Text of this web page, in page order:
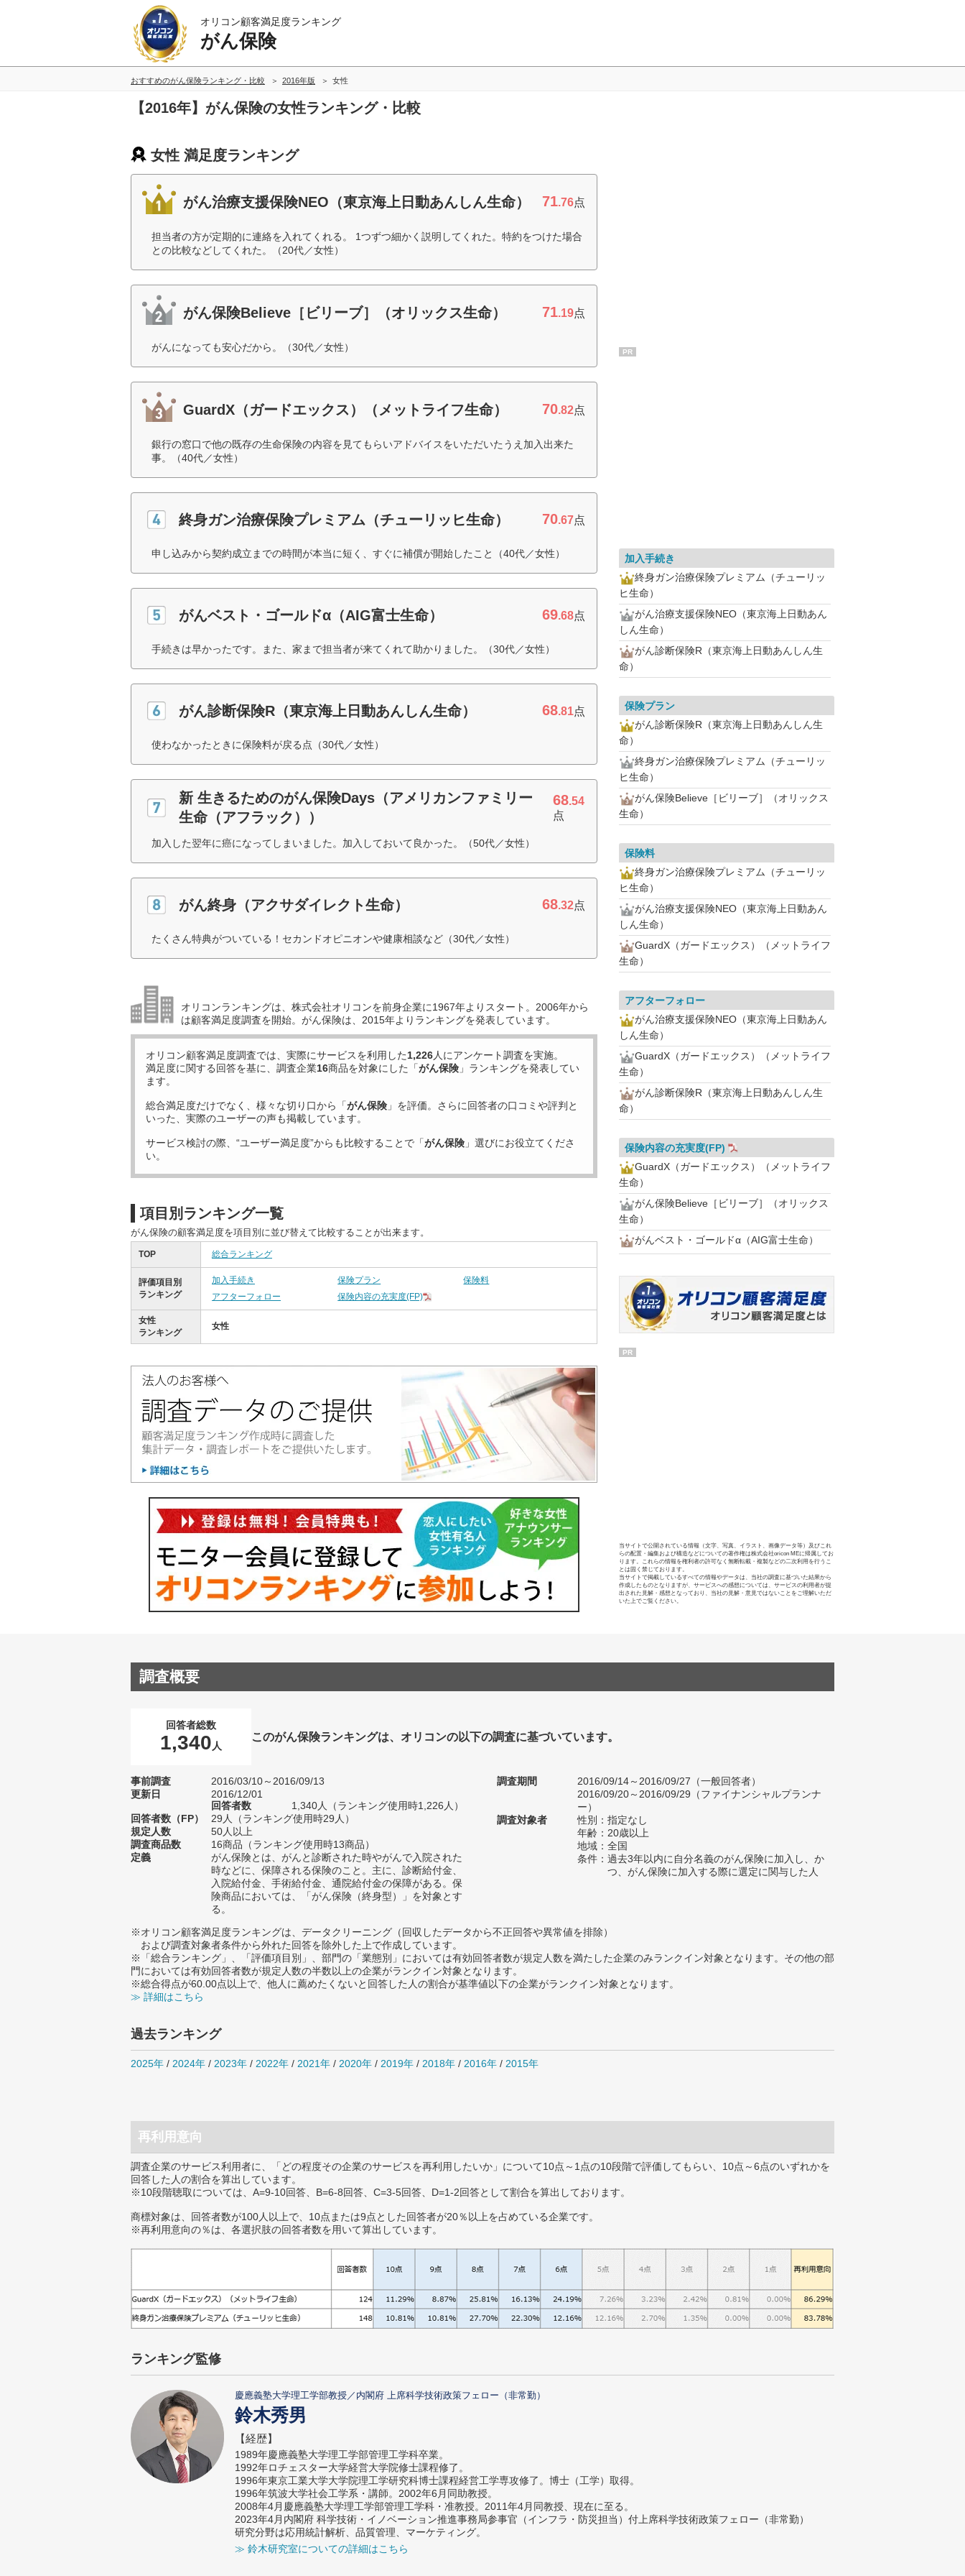
オリコン顧客満足度ランキング
がん保険
おすすめのがん保険ランキング・比較 2016年版 女性
【2016年】がん保険の女性ランキング・比較
女性 満足度ランキング
がん治療支援保険NEO（東京海上日動あんしん生命） 71.76点
担当者の方が定期的に連絡を入れてくれる。 1つずつ細かく説明してくれた。特約をつけた場合
との比較などしてくれた。（20代／女性）
がん保険Believe［ビリーブ］（オリックス生命） 71.19点
がんになっても安心だから。（30代／女性）
GuardX（ガードエックス）（メットライフ生命） 70.82点
銀行の窓口で他の既存の生命保険の内容を見てもらいアドバイスをいただいたうえ加入出来た
事。（40代／女性）
終身ガン治療保険プレミアム（チューリッヒ生命） 70.67点
申し込みから契約成立までの時間が本当に短く、すぐに補償が開始したこと（40代／女性）
がんベスト・ゴールドα（AIG富士生命） 69.68点
手続きは早かったです。また、家まで担当者が来てくれて助かりました。（30代／女性）
がん診断保険R（東京海上日動あんしん生命） 68.81点
使わなかったときに保険料が戻る点（30代／女性）
新 生きるためのがん保険Days（アメリカンファミリー
生命（アフラック））
68.54
点
加入した翌年に癌になってしまいました。加入しておいて良かった。（50代／女性）
がん終身（アクサダイレクト生命） 68.32点
たくさん特典がついている！セカンドオピニオンや健康相談など（30代／女性）
オリコンランキングは、株式会社オリコンを前身企業に1967年よりスタート。2006年から
は顧客満足度調査を開始。がん保険は、2015年よりランキングを発表しています。
オリコン顧客満足度調査では、実際にサービスを利用した1,226人にアンケート調査を実施。
満足度に関する回答を基に、調査企業16商品を対象にした「がん保険 」ランキングを発表してい
ます。
総合満足度だけでなく、様々な切り口から「がん保険 」を評価。さらに回答者の口コミや評判と
いった、実際のユーザーの声も掲載しています。
サービス検討の際、“ユーザー満足度”からも比較することで「がん保険 」選びにお役立てくださ
い。
項目別ランキング一覧
がん保険の顧客満足度を項目別に並び替えて比較することが出来ます。
TOP 総合ランキング
評価項目別
ランキング
加入手続き 保険プラン
保険料
アフターフォロー
保険内容の充実度(FP)
女性
ランキング
女性
PR
加入手続き
終身ガン治療保険プレミアム（チューリッ
ヒ生命）
がん治療支援保険NEO（東京海上日動あん
しん生命）
がん診断保険R（東京海上日動あんしん生
命）
保険プラン
がん診断保険R（東京海上日動あんしん生
命）
終身ガン治療保険プレミアム（チューリッ
ヒ生命）
がん保険Believe［ビリーブ］（オリックス
生命）
保険料
終身ガン治療保険プレミアム（チューリッ
ヒ生命）
がん治療支援保険NEO（東京海上日動あん
しん生命）
GuardX（ガードエックス）（メットライフ
生命）
アフターフォロー
がん治療支援保険NEO（東京海上日動あん
しん生命）
GuardX（ガードエックス）（メットライフ
生命）
がん診断保険R（東京海上日動あんしん生
命）
保険内容の充実度(FP)
GuardX（ガードエックス）（メットライフ
生命）
がん保険Believe［ビリーブ］（オリックス
生命）
がんベスト・ゴールドα（AIG富士生命）
PR
当サイトで公開されている情報（文字、写真、イラスト、画像データ等）及びこれ
らの配置・編集および構造などについての著作権は株式会社oricon MEに帰属してお
ります。これらの情報を権利者の許可なく無断転載・複製などの二次利用を行うこ
とは固く禁じております。
当サイトで掲載しているすべての情報やデータは、当社の調査に基づいた結果から
作成したものとなりますが、サービスへの感想については、サービスの利用者が提
出された見解・感想となっており、当社の見解・意見ではないことをご理解いただ
いた上でご覧ください。
調査概要
回答者総数
1,340 人
このがん保険ランキングは、オリコンの以下の調査に基づいています。
事前調査
2016/03/10～2016/09/13
更新日
2016/12/01
回答者数
1,340人（ランキング使用時1,226人）
回答者数（FP）
29人（ランキング使用時29人）
規定人数
50人以上
調査商品数
16商品（ランキング使用時13商品）
定義
がん保険とは、がんと診断された時やがんで入院された
時などに、保障される保険のこと。主に、診断給付金、
入院給付金、手術給付金、通院給付金の保障がある。保
険商品においては、「がん保険（終身型）」を対象とす
る。
調査期間
2016/09/14～2016/09/27（一般回答者）
2016/09/20～2016/09/29（ファイナンシャルプランナ
ー）
調査対象者
性別：指定なし
年齢：20歳以上
地域：全国
条件：過去3年以内に自分名義のがん保険に加入し、か
つ、がん保険に加入する際に選定に関与した人
※オリコン顧客満足度ランキングは、データクリーニング（回収したデータから不正回答や異常値を排除）
および調査対象者条件から外れた回答を除外した上で作成しています。
※「総合ランキング」、「評価項目別」、部門の「業態別」においては有効回答者数が規定人数を満たした企業のみランクイン対象となります。その他の部
門においては有効回答者数が規定人数の半数以上の企業がランクイン対象となります。
※総合得点が60.00点以上で、他人に薦めたくないと回答した人の割合が基準値以下の企業がランクイン対象となります。
≫ 詳細はこちら
過去ランキング
2025年 / 2024年 / 2023年 / 2022年 / 2021年 / 2020年 / 2019年 / 2018年 / 2016年 / 2015年
再利用意向
調査企業のサービス利用者に、「どの程度その企業のサービスを再利用したいか」について10点～1点の10段階で評価してもらい、10点～6点のいずれかを
回答した人の割合を算出しています。
※10段階聴取については、A=9-10回答、B=6-8回答、C=3-5回答、D=1-2回答として割合を算出しております。
商標対象は、回答者数が100人以上で、10点または9点とした回答者が20％以上を占めている企業です。
※再利用意向の％は、各選択肢の回答者数を用いて算出しています。
ランキング監修
慶應義塾大学理工学部教授／内閣府 上席科学技術政策フェロー（非常勤）
鈴木秀男
【経歴】
1989年慶應義塾大学理工学部管理工学科卒業。
1992年ロチェスター大学経営大学院修士課程修了。
1996年東京工業大学大学院理工学研究科博士課程経営工学専攻修了。博士（工学）取得。
1996年筑波大学社会工学系・講師。2002年6月同助教授。
2008年4月慶應義塾大学理工学部管理工学科・准教授。2011年4月同教授、現在に至る。
2023年4月内閣府 科学技術・イノベーション推進事務局参事官（インフラ・防災担当）付上席科学技術政策フェロー（非常勤）
研究分野は応用統計解析、品質管理、マーケティング。
≫ 鈴木研究室についての詳細はこちら